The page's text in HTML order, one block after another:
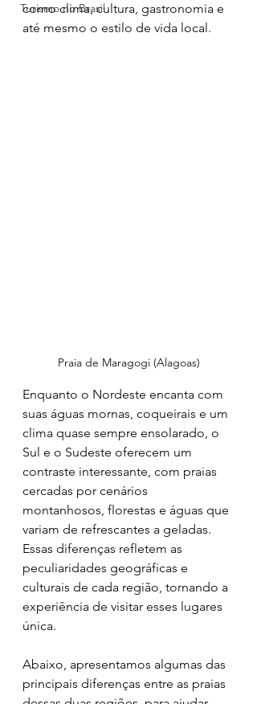
Turismo no Brasil
como clima, cultura, gastronomia e
até mesmo o estilo de vida local.
Praia de Maragogi (Alagoas)
Enquanto o Nordeste encanta com
suas águas mornas, coqueirais e um
clima quase sempre ensolarado, o
Sul e o Sudeste oferecem um
contraste interessante, com praias
cercadas por cenários
montanhosos, florestas e águas que
variam de refrescantes a geladas.
Essas diferenças refletem as
peculiaridades geográficas e
culturais de cada região, tornando a
experiência de visitar esses lugares
única.
Abaixo, apresentamos algumas das
principais diferenças entre as praias